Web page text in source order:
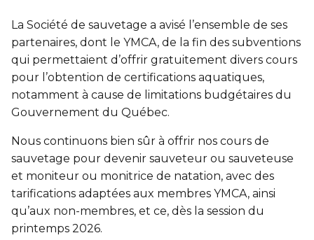
La Société de sauvetage a avisé l’ensemble de ses
partenaires, dont le YMCA, de la fin des subventions
qui permettaient d’offrir gratuitement divers cours
pour l’obtention de certifications aquatiques,
notamment à cause de limitations budgétaires du
Gouvernement du Québec.
Nous continuons bien sûr à offrir nos cours de
sauvetage pour devenir sauveteur ou sauveteuse
et moniteur ou monitrice de natation, avec des
tarifications adaptées aux membres YMCA, ainsi
qu’aux non-membres, et ce, dès la session du
printemps 2026.